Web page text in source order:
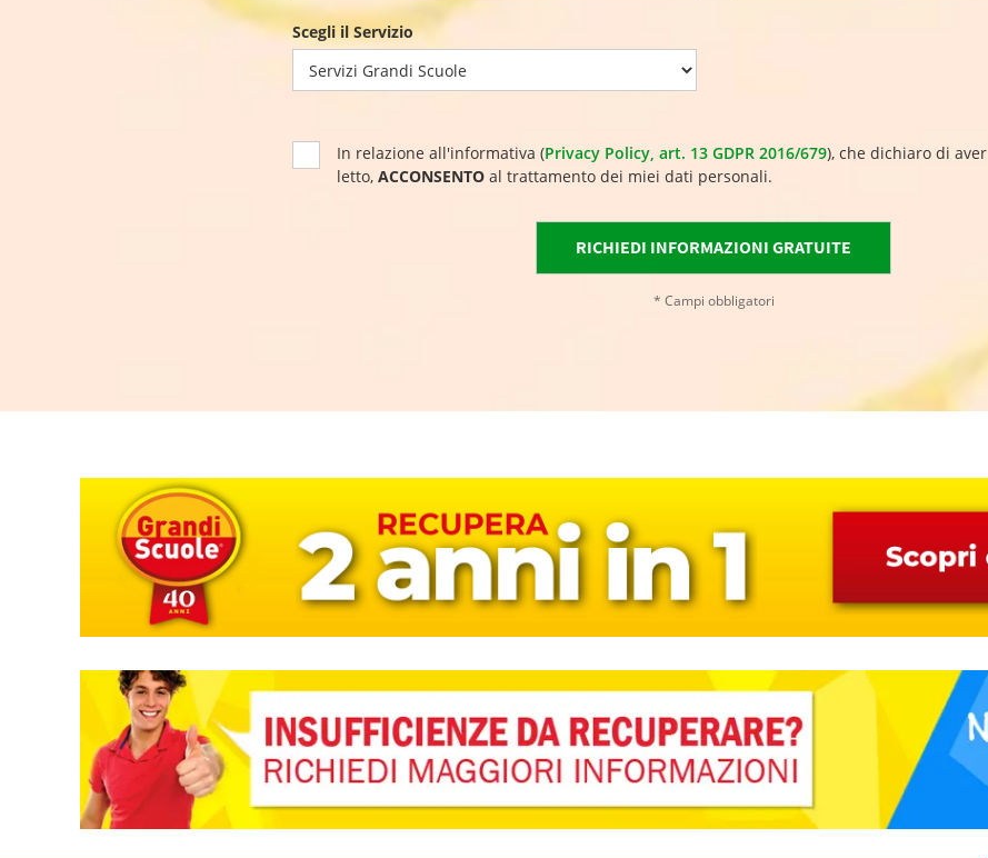
Scegli il Servizio
In relazione all'informativa (Privacy Policy, art. 13 GDPR 2016/679), che dichiaro di aver
letto, ACCONSENTOal trattamento dei miei dati personali.
* Campi obbligatori